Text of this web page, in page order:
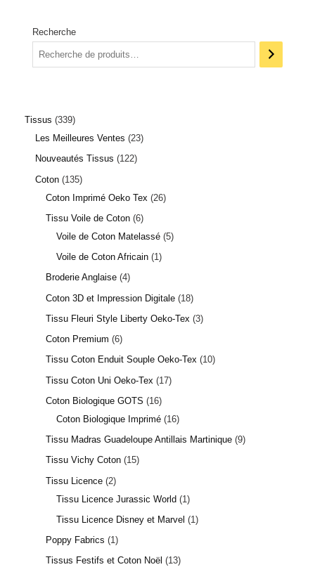
3 avis
Recherche
Tissus 339
Les Meilleures Ventes 23
Nouveautés Tissus
122
Coton 135
Coton Imprimé Oeko Tex
26
Tissu Voile de Coton 6
Voile de Coton Matelassé 5
Voile de Coton Africain 1
Broderie Anglaise 4
Coton 3D et Impression Digitale 18
Tissu Fleuri Style Liberty Oeko-Tex 3
Coton Premium 6
Tissu Coton Enduit Souple Oeko-Tex
10
Tissu Coton Uni Oeko-Tex
17
Coton Biologique GOTS
16
Coton Biologique Imprimé 16
Tissu Madras Guadeloupe Antillais Martinique 9
Tissu Vichy Coton 15
Tissu Licence 2
Tissu Licence Jurassic World 1
Tissu Licence Disney et Marvel
1
Poppy Fabrics
1
Tissus Festifs et Coton Noël
13